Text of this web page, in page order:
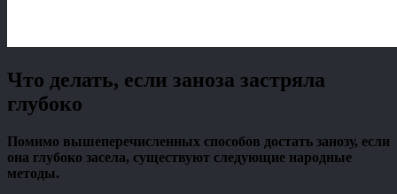
Что делать, если заноза застряла
глубоко
Помимо вышеперечисленных способов достать занозу, если
она глубоко засела, существуют следующие народные
методы.